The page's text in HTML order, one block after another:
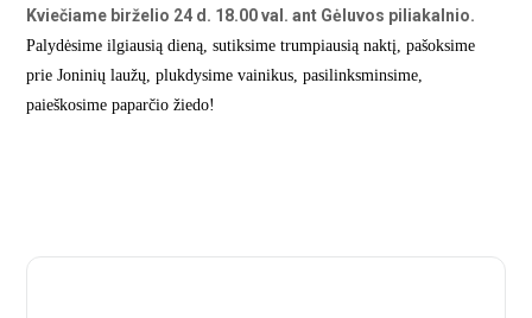
Kviečiame birželio 24 d. 18.00 val. ant Gėluvos piliakalnio.
Palydėsime ilgiausią dieną, sutiksime trumpiausią naktį, pašoksime
prie Joninių laužų,plukdysime vainikus, pasilinksminsime,
paieškosime paparčio žiedo!